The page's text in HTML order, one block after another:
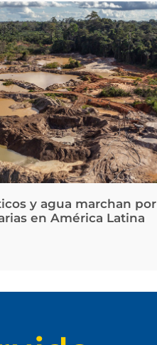
y agua marchan por
en América Latina